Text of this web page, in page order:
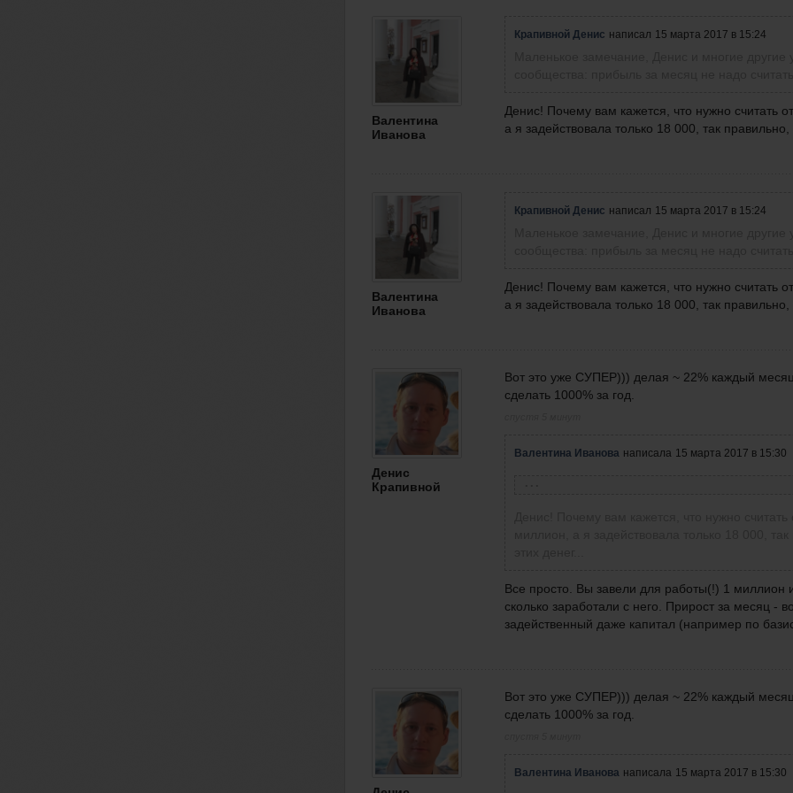
Валентина
Иванова
Крапивной Денис написал 15 марта 2017 в 15:24
Денис! Почему вам кажется, что нужно считать
а я задействовала только 18 000, так правильно,
Валентина
Иванова
Крапивной Денис написал 15 марта 2017 в 15:24
Денис! Почему вам кажется, что нужно считать
а я задействовала только 18 000, так правильно,
Денис
Крапивной
Вот это уже СУПЕР))) делая ~ 22% каждый
сделать 1000% за год.
Валентина Иванова написала 15 марта 2017 в 15:30
Все просто. Вы завели для работы(!) 1 миллион
сколько заработали с него. Прирост за месяц -
задейственный даже капитал (например по
Вот это уже СУПЕР))) делая ~ 22% каждый
сделать 1000% за год.
Валентина Иванова написала 15 марта 2017 в 15:30